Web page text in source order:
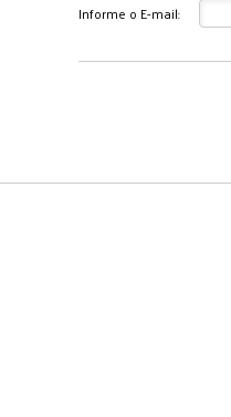
Informe o E-mail: